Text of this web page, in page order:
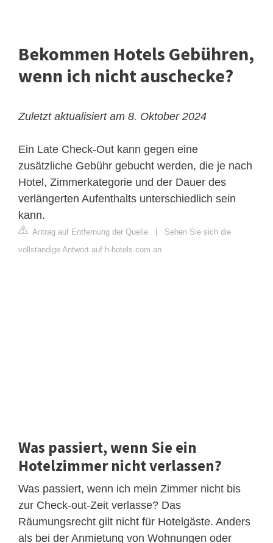
Bekommen Hotels Gebühren,
wenn ich nicht auschecke?
Zuletzt aktualisiert am 8. Oktober 2024
Ein Late Check-Out kann gegen eine
zusätzliche Gebühr gebucht werden, die je nach
Hotel, Zimmerkategorie und der Dauer des
verlängerten Aufenthalts unterschiedlich sein
kann.
Antrag auf Entfernung der Quelle
Sehen Sie sich die
vollständige Antwort auf h-hotels.com an
Was passiert, wenn Sie ein
Hotelzimmer nicht verlassen?
Was passiert, wenn ich mein Zimmer nicht bis
zur Check-out-Zeit verlasse? Das
Räumungsrecht gilt nicht für Hotelgäste. Anders
als bei der Anmietung von Wohnungen oder